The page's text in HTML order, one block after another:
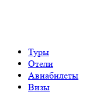
Туры
Отели
Авиабилеты
Визы